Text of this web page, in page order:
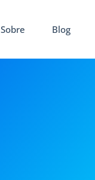
Sobre Blog